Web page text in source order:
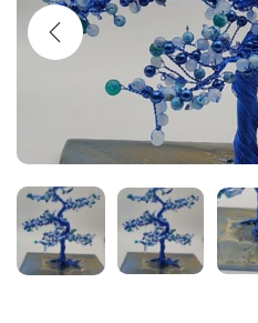
c
i
ó
n
d
o